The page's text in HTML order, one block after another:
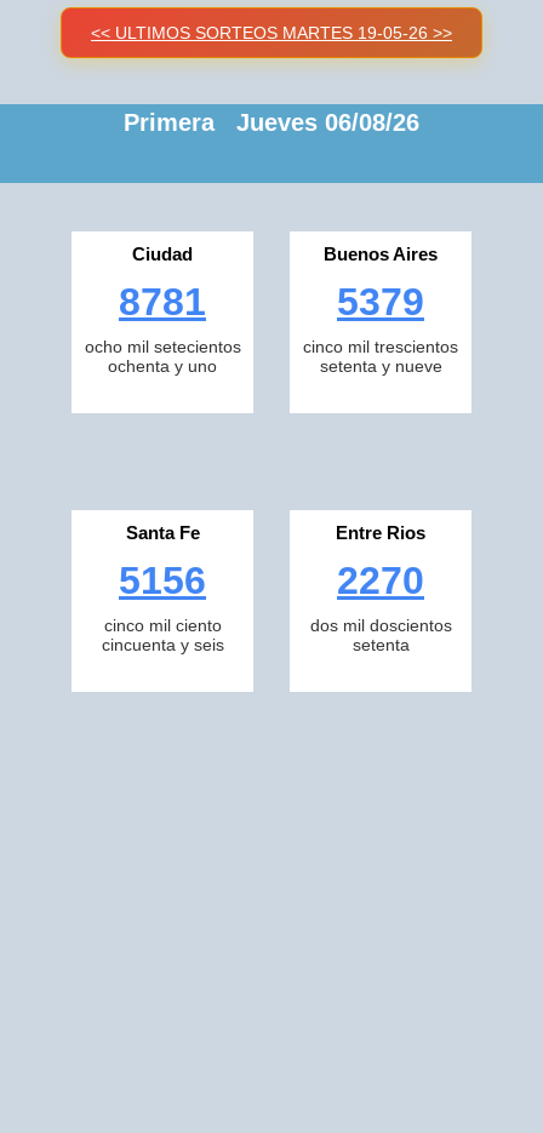
<< ULTIMOS SORTEOS MARTES 19-05-26 >>
Primera Jueves 06/08/26
Ciudad
8781
ocho mil setecientos
ochenta y uno
Buenos Aires
5379
cinco mil trescientos
setenta y nueve
Santa Fe
5156
cinco mil ciento
cincuenta y seis
Entre Rios
2270
dos mil doscientos
setenta